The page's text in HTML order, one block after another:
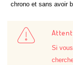
chrono et sans avoir
Si